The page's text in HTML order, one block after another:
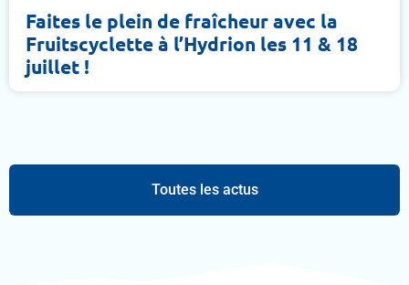
Faites le plein de fraîcheur avec la
Fruitscyclette à l’Hydrion les 11 & 18
juillet !
Toutes les actus